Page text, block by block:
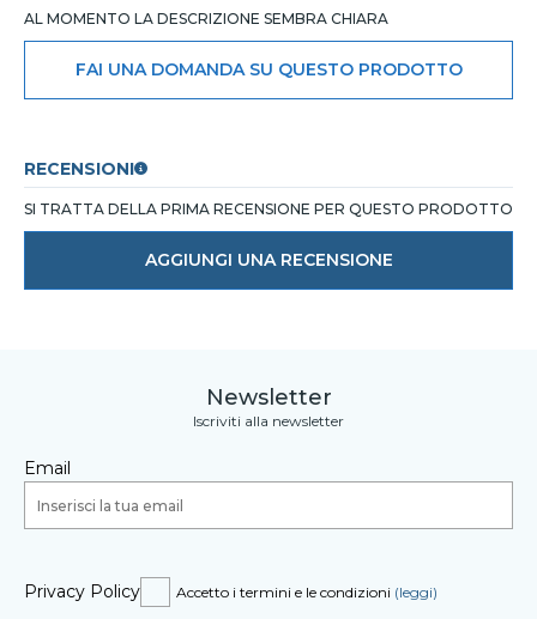
AL MOMENTO LA DESCRIZIONE SEMBRA CHIARA
FAI UNA DOMANDA SU QUESTO PRODOTTO
RECENSIONI
SI TRATTA DELLA PRIMA RECENSIONE PER QUESTO PRODOTTO
AGGIUNGI UNA RECENSIONE
Newsletter
Iscriviti alla newsletter
Email
Privacy Policy Accetto i termini e le condizioni (leggi)